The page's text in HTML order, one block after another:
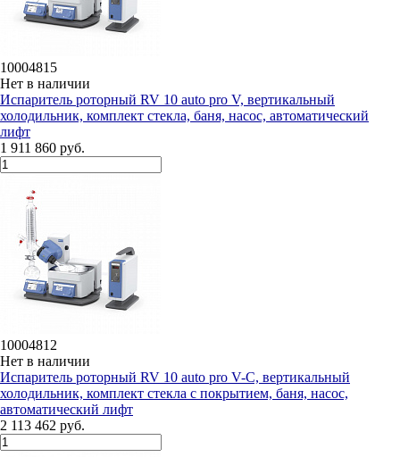
10004815
Нет в наличии
Испаритель роторный RV 10 auto pro V, вертикальный
холодильник, комплект стекла, баня, насос, автоматический
лифт
1 911 860 руб.
10004812
Нет в наличии
Испаритель роторный RV 10 auto pro V-C, вертикальный
холодильник, комплект стекла c покрытием, баня, насос,
автоматический лифт
2 113 462 руб.